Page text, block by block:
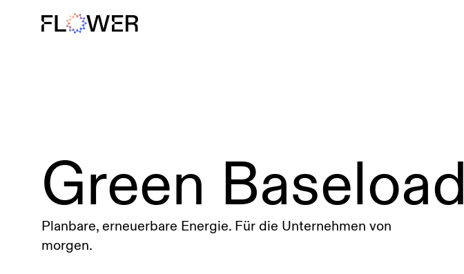
Green Baseload
Planbare, erneuerbare Energie. Für die Unternehmen von
morgen.